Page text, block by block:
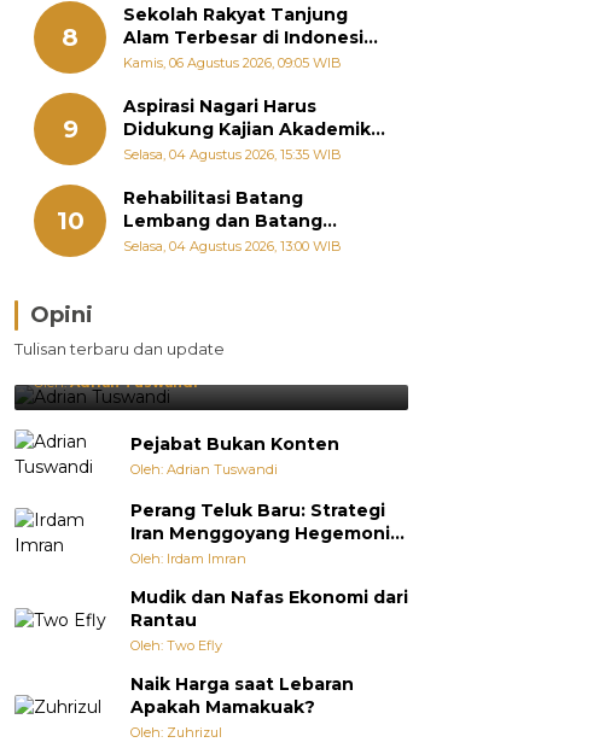
8
Sekolah Rakyat Tanjung
Alam Terbesar di Indonesia,
Groundbreaking September
Kamis, 06 Agustus 2026, 09:05 WIB
9
Aspirasi Nagari Harus
Didukung Kajian Akademik,
Zigo Rolanda: Agar Mudah
Kementerian
Selasa, 04 Agustus 2026, 15:35 WIB
10
Rehabilitasi Batang
Lembang dan Batang
Gawan Segera Dimulai, Zigo
Selasa, 04 Agustus 2026, 13:00 WIB
Opini
Tulisan terbaru dan update
Brasil Lebih Diunggulkan, tetapi
Jepang Selalu Punya Cara Membuat
Kejutan
Oleh:Adrian Tuswandi
Pejabat Bukan Konten
Oleh: Adrian Tuswandi
Perang Teluk Baru: Strategi
Iran Menggoyang Hegemoni
AS dari Dalam
Oleh: Irdam Imran
Mudik dan Nafas Ekonomi dari
Rantau
Oleh: Two Efly
Naik Harga saat Lebaran
Apakah Mamakuak?
Oleh: Zuhrizul